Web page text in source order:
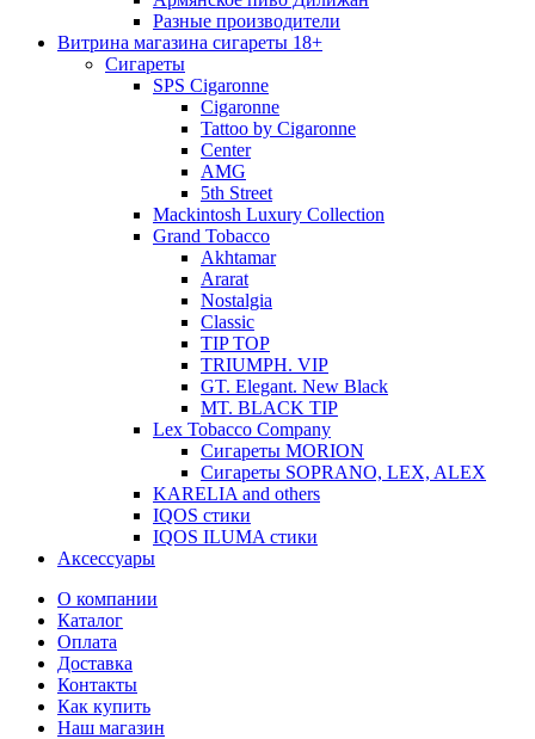
Разные производители
Витрина магазина сигареты 18+
Cигареты
SPS Cigaronne
Сigaronne
Tattoo by Cigaronne
Center
AMG
5th Street
Mackintosh Luxury Collection
Grand Tobacco
Akhtamar
Ararat
Nostalgia
Classic
TIP TOP
TRIUMPH. VIP
GT. Elegant. New Black
MT. BLACK TIP
Lex Tobacco Company
Сигареты MORION
Сигареты SOPRANO, LEX, ALEX
KARELIA and others
IQOS стики
IQOS ILUMA стики
Аксессуары
О компании
Каталог
Оплата
Доставка
Контакты
Как купить
Наш магазин